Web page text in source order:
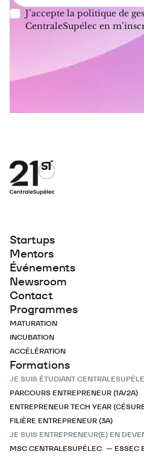
J’accepte la politique de
CentraleSupélec en
Startups
Mentors
Événements
Newsroom
Contact
Programmes
MATURATION
INCUBATION
ACCÉLÉRATION
Formations
JE SUIS ÉTUDIANT
PARCOURS ENTREPRENEUR (1A/2A)
ENTREPRENEUR TECH YEAR
FILIÈRE ENTREPRENEUR (3A)
JE SUIS ENTREPRENEUR(E) EN
MSC CENTRALESUPÉLEC — ESSEC